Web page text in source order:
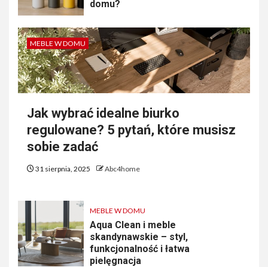
domu?
MEBLE W DOMU
Jak wybrać idealne biurko
regulowane? 5 pytań, które musisz
sobie zadać
31 sierpnia, 2025 Abc4home
MEBLE W DOMU
Aqua Clean i meble
skandynawskie – styl,
funkcjonalność i łatwa
pielęgnacja